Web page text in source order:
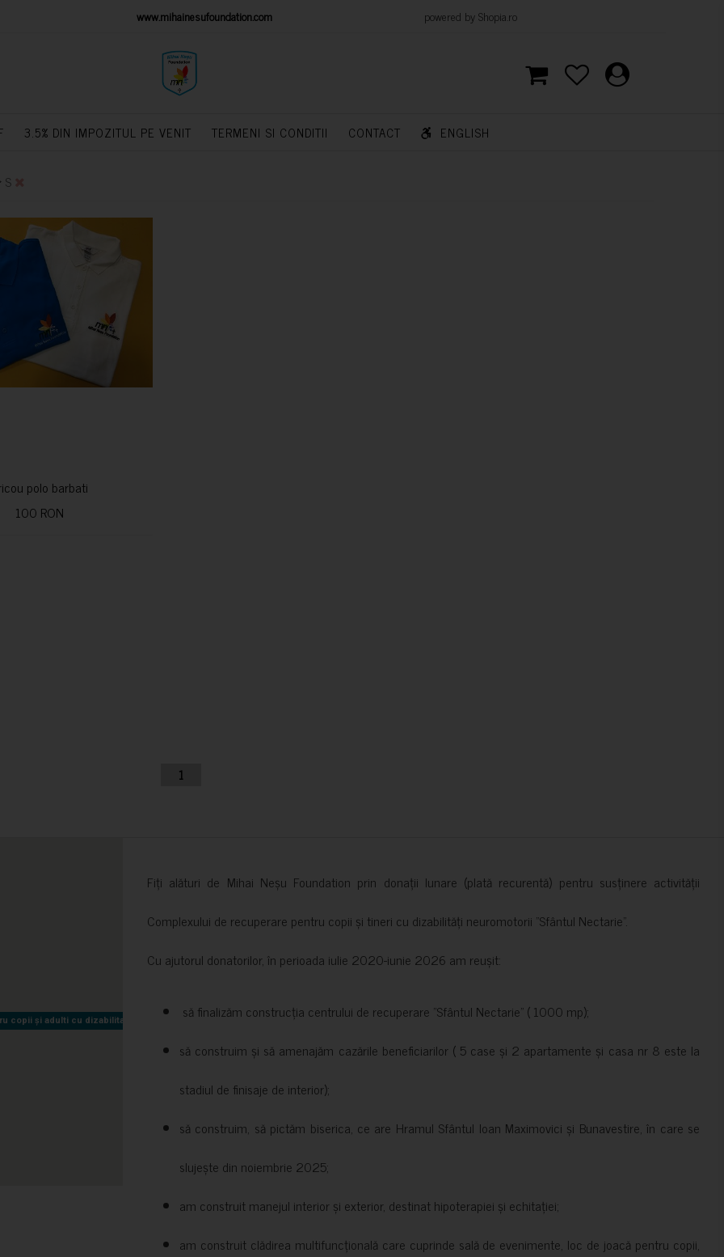
PLATFORM www.mihainesufoundation.com powered by Shopia.ro
3.5% DIN IMPOZITUL PE VENIT TERMENI SI CONDITII CONTACT ENGLISH
S
polo barbati
100 RON
1
copii și adulti cu dizabilitati neuromotorii Sfântul Nectarie
copii și adulti cu dizabilitati neuromotorii Sfântul Nectarie
Fiți alături de Mihai Neșu Foundation prin donații lunare (plată recurentă) pentru susținere activității
Complexului de recuperare pentru copii și tineri cu dizabilități neuromotorii ”Sfântul Nectarie”.
Cu ajutorul donatorilor, în perioada iulie 2020-iunie 2026 am reușit:
să finalizăm construcția centrului de recuperare ”Sfântul Nectarie” ( 1000 mp);
să construim și să amenajăm cazările beneficiarilor ( 5 case și 2 apartamente și casa nr 8 este la
stadiul de finisaje de interior);
să construim, să pictăm biserica, ce are Hramul Sfântul Ioan Maximovici și Bunavestire, în care se
slujește din noiembrie 2025;
am construit manejul interior și exterior, destinat hipoterapiei și echitației;
am construit clădirea multifuncțională care cuprinde sală de evenimente, loc de joacă pentru copii,